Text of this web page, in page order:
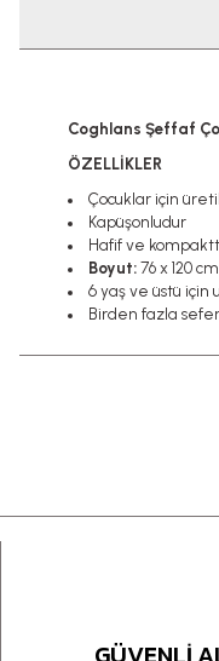
Coghlans Şeffaf
ÖZELLİKLER
Çocuklar için
Kapüşonludur
Hafif ve
Boyut: 76 x 120 cm
6 yaş ve üstü için
Birden fazla